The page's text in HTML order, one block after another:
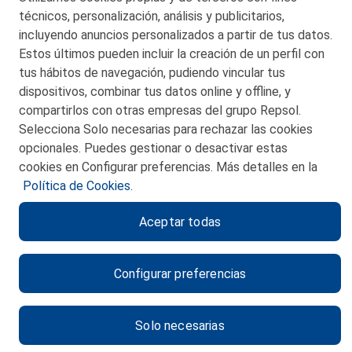
CONTACTO
MAPA WEB
POLITICA DE PRIVACIDAD
POLITICA DE COOKIES
CANAL DE ÉTICA
técnicos, personalización, análisis y publicitarios,
incluyendo anuncios personalizados a partir de tus datos.
Estos últimos pueden incluir la creación de un perfil con
tus hábitos de navegación, pudiendo vincular tus
dispositivos, combinar tus datos online y offline, y
compartirlos con otras empresas del grupo Repsol.
Selecciona Solo necesarias para rechazar las cookies
opcionales. Puedes gestionar o desactivar estas
cookies en Configurar preferencias. Más detalles en la
Política de Cookies.
Configurar preferencias
Solo necesarias
Aceptar todas